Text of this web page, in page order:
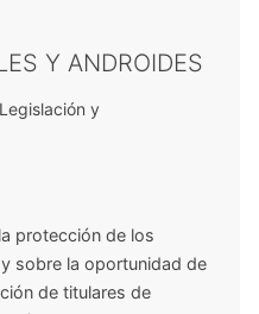
Y ANDROIDES
y
protección de los
sobre la oportunidad de
de titulares de